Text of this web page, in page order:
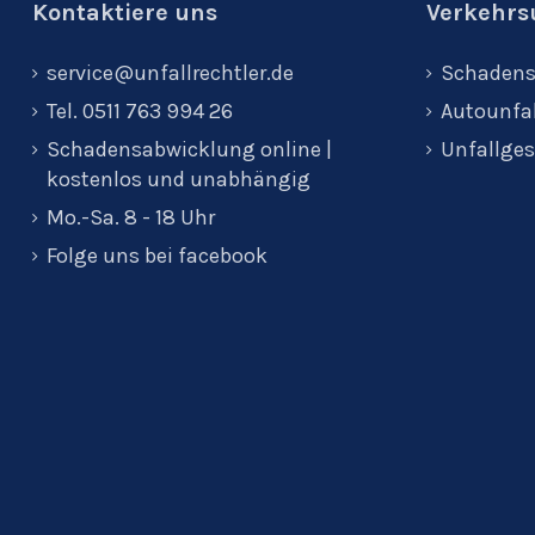
Kontaktiere uns
service@unfallrechtler.de
Tel. 0511 763 994 26
Schadensabwicklung online |
kostenlos und unabhängig
Mo.-Sa. 8 - 18 Uhr
Folge uns bei facebook